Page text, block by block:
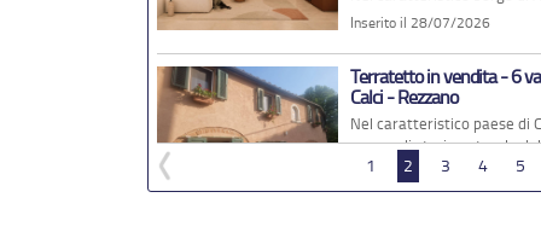
Appartamento in vendita -
Pisa - San Marco
Un vero gioiello per te che cerchi la tua nuova abitazione o un sicuro investimento in
zona fortemente attrattiva,
Inserito il 22/07/2026
Appartamento in vendita
Pisa - Ingegneria
1 2 3 4 5